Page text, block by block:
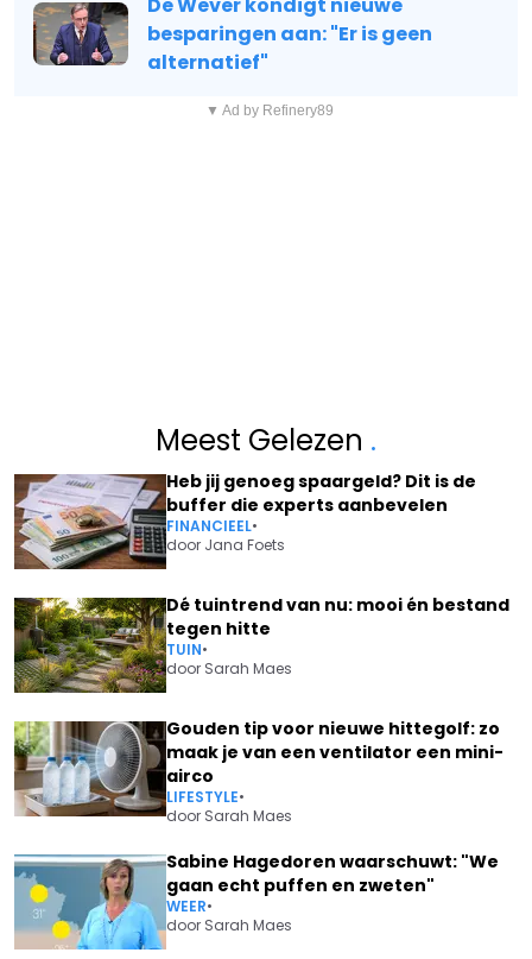
besparingen aan: "Er is geen
alternatief"
▼ Ad by Refinery89
Meest Gelezen .
Heb jij genoeg spaargeld? Dit is de
buffer die experts aanbevelen
FINANCIEEL•
door Jana Foets
Dé tuintrend van nu: mooi én bestand
tegen hitte
TUIN•
door Sarah Maes
Gouden tip voor nieuwe hittegolf: zo
maak je van een ventilator een mini-
airco
LIFESTYLE•
door Sarah Maes
Sabine Hagedoren waarschuwt: "We
gaan echt puffen en zweten"
WEER•
door Sarah Maes